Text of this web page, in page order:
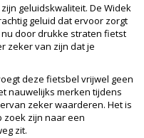
geluidskwaliteit. De Widek
geluid dat ervoor zorgt
door drukke straten fietst
zeker van zijn dat je
deze fietsbel vrijwel geen
nauwelijks merken tijdens
zeker waarderen. Het is
zijn naar een
zit.